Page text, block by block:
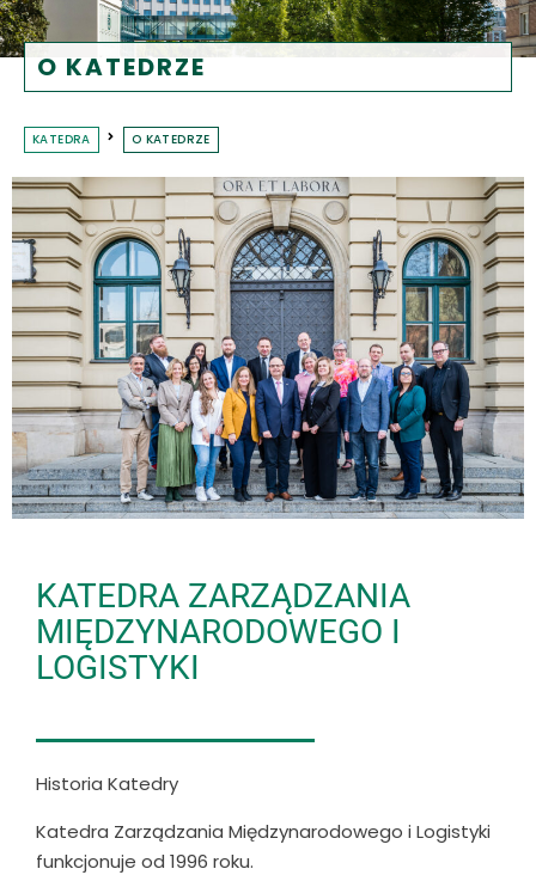
O KATEDRZE
KATEDRA O KATEDRZE
KATEDRA ZARZĄDZANIA
MIĘDZYNARODOWEGO I
LOGISTYKI
Historia Katedry
Katedra Zarządzania Międzynarodowego i Logistyki
funkcjonuje od 1996 roku.